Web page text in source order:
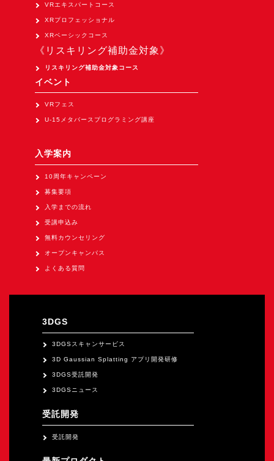
XRビジネスフォーラム
《展示会》
TOKYO DIGICONX2026
（1/8～10東京ビッグサイト）に出展。
オートモーティブワールド2026
（1/21～23東京ビッグサイト）に出展。
Tsumiki Community Day 2026
《求人》
求人申込み
VRエキスパートコース
XRプロフェッショナル
XRベーシックコース
《リスキリング補助金対象》
リスキリング補助金対象コース
イベント
VRフェス
U-15メタバースプログラミング講座
入学案内
10周年キャンペーン
募集要項
入学までの流れ
受講申込み
無料カウンセリング
オープンキャンパス
よくある質問
3DGS
3DGSスキャンサービス
3D Gaussian Splatting アプリ開発研修
3DGS受託開発
3DGSニュース
受託開発
受託開発